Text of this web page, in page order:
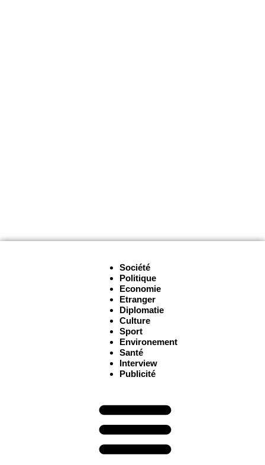
Société
Politique
Economie
Etranger
Diplomatie
Culture
Sport
Environement
Santé
Interview
Publicité